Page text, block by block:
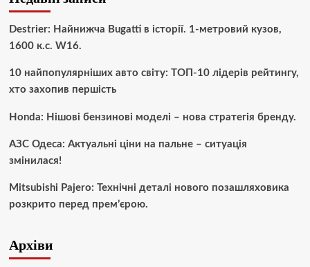
Destrier: Найнижча Bugatti в історії. 1-метровий кузов,
1600 к.с. W16.
10 найпопулярніших авто світу: ТОП-10 лідерів рейтингу,
хто захопив першість
Honda: Нішові бензинові моделі – нова стратегія бренду.
АЗС Одеса: Актуальні ціни на пальне – ситуація
змінилася!
Mitsubishi Pajero: Технічні деталі нового позашляховика
розкрито перед прем’єрою.
Архіви